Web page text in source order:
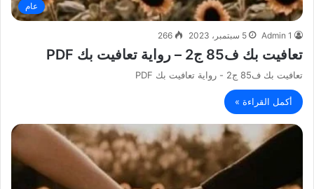
عام
Admin 1 5 سبتمبر، 2023 266
تعافيت بك ف85 ج2 – رواية تعافيت بك PDF
تعافيت بك ف85 ج2 - رواية تعافيت بك PDF
أكمل القراءة »